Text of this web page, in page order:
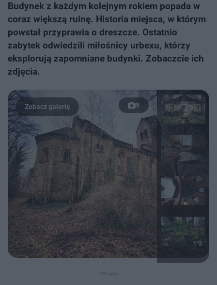
Budynek z każdym kolejnym rokiem popada w
coraz większą ruinę. Historia miejsca, w którym
powstał przyprawia o dreszcze. Ostatnio
zabytek odwiedzili miłośnicy urbexu, którzy
eksplorują zapomniane budynki. Zobaczcie ich
zdjęcia.
9